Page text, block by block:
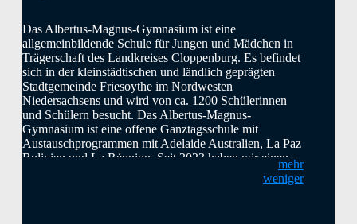
Das Albertus-Magnus-Gymnasium ist eine
allgemeinbildende Schule für Jungen und Mädchen in
Trägerschaft des Landkreises Cloppenburg. Es befindet
sich in der kleinstädtischen und ländlich geprägten
Stadtgemeinde Friesoythe im Nordwesten
Niedersachsens und wird von ca. 1200 Schülerinnen
und Schülern besucht. Das Albertus-Magnus-
Gymnasium ist eine offene Ganztagsschule mit
Austauschprogrammen mit Adelaide Australien, La Paz
Bolivien und La Réunion. Seit 2023 haben wir einen
Austausch mit dem Harens Lyceum bei Groningen/NL,
der jährlich mit einem Besuch und einem Gegenbesuch
mehr
weniger